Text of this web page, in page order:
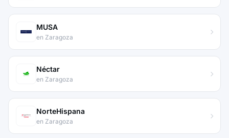
MUSA
en Zaragoza
Néctar
en Zaragoza
NorteHispana
en Zaragoza